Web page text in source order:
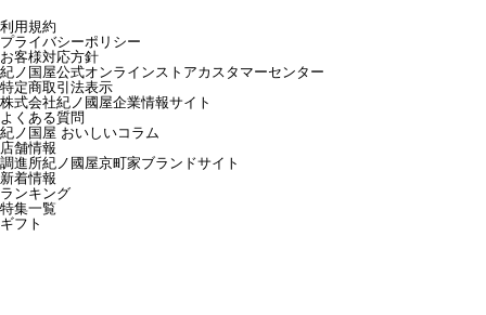
利用規約
プライバシーポリシー
お客様対応方針
紀ノ国屋公式オンラインストアカスタマーセンター
特定商取引法表示
株式会社紀ノ國屋企業情報サイト
よくある質問
紀ノ国屋 おいしいコラム
店舗情報
調進所紀ノ國屋京町家ブランドサイト
新着情報
ランキング
特集一覧
ギフト